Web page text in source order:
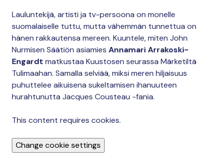
Lauluntekijä, artisti ja tv-persoona on monelle
suomalaiselle tuttu, mutta vähemmän tunnettua on
hänen rakkautensa mereen. Kuuntele, miten John
Nurmisen Säätiön asiamies Annamari Arrakoski-
Engardt matkustaa Kuustosen seurassa Märketiltä
Tulimaahan. Samalla selviää, miksi meren hiljaisuus
puhuttelee aikuisena sukeltamisen ihanuuteen
hurahtunutta Jacques Cousteau -fania.
This content requires cookies.
Change cookie settings